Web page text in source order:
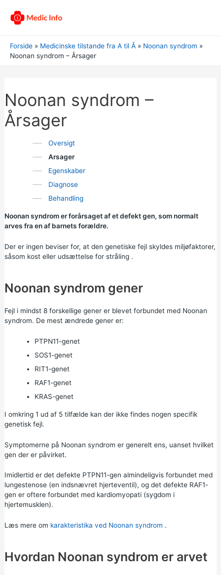
Forside Medicinske tilstande fra A til Å
Noonan syndrom
Noonan syndrom – Årsager
Noonan syndrom –
Årsager
Oversigt
Arsager
Egenskaber
Diagnose
Behandling
Noonan syndrom er forårsaget af et defekt gen, som normalt
arves fra en af barnets forældre.
Der er ingen beviser for, at den genetiske fejl skyldes miljøfaktorer,
såsom kost eller udsættelse for stråling.
Noonan syndrom gener
Fejl i mindst 8 forskellige gener er blevet forbundet med Noonan
syndrom. De mest ændrede gener er:
PTPN11-genet
SOS1-genet
RIT1-genet
RAF1-genet
KRAS-genet
I omkring 1 ud af 5 tilfælde kan der ikke findes nogen specifik
genetisk fejl.
Symptomerne på Noonan syndrom er generelt ens, uanset hvilket
gen der er påvirket.
Imidlertid er det defekte PTPN11-gen almindeligvis forbundet med
lungestenose (en indsnævret hjerteventil), og det defekte RAF1-
gen er oftere forbundet med kardiomyopati (sygdom i
hjertemusklen).
Læs mere om karakteristika ved Noonan syndrom .
Hvordan Noonan syndrom er arvet